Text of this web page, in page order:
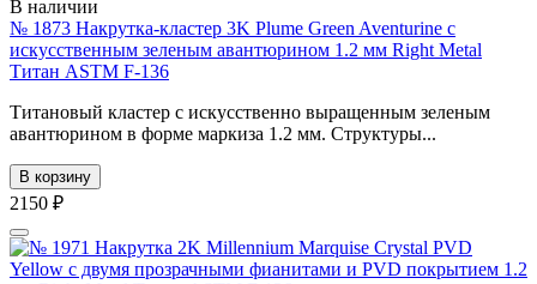
В наличии
№ 1873 Накрутка-кластер 3K Plume Green Aventurine с
искусственным зеленым авантюрином 1.2 мм Right Metal
Титан ASTM F-136
Титановый кластер с искусственно выращенным зеленым
авантюрином в форме маркиза 1.2 мм. Cтруктуры...
В корзину
2150 ₽